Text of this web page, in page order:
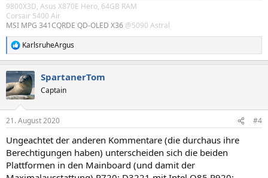
9800X3D, Asus X870E Hero, 64GB RAM
Corsair 5400 Air
MSI MPG 341CQRDE QD-OLED X36 @5090 Astral
R
e
k
t
i
e
:
KarlsruheArgus
SpartanerTom
Captain
21. August 2020 #4
Ungeachtet der anderen Kommentare (die durchaus ihre
Berechtigungen haben) unterscheiden sich die beiden
Plattformen in den Mainboard (und damit der